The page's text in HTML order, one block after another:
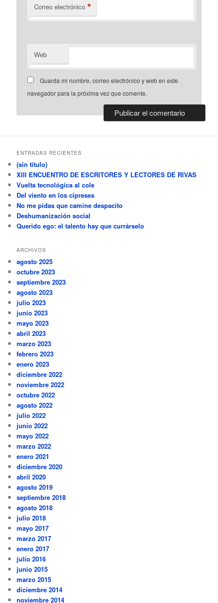
Correo electrónico *
Web
Guarda mi nombre, correo electrónico y web en este
navegador para la próxima vez que comente.
ENTRADAS RECIENTES
(sin título)
XIII ENCUENTRO DE ESCRITORES Y LECTORES DE RIVAS
Vuelta tecnológica al cole
Del viento en los cipreses
No me pidas que camine despacito
Deshumanización social
Querido ego: el talento hay que currárselo
ARCHIVOS
agosto 2025
octubre 2023
septiembre 2023
agosto 2023
julio 2023
junio 2023
mayo 2023
abril 2023
marzo 2023
febrero 2023
enero 2023
diciembre 2022
noviembre 2022
octubre 2022
agosto 2022
julio 2022
junio 2022
mayo 2022
marzo 2022
enero 2021
diciembre 2020
abril 2020
agosto 2019
septiembre 2018
agosto 2018
julio 2018
mayo 2017
marzo 2017
enero 2017
julio 2016
junio 2015
marzo 2015
diciembre 2014
noviembre 2014